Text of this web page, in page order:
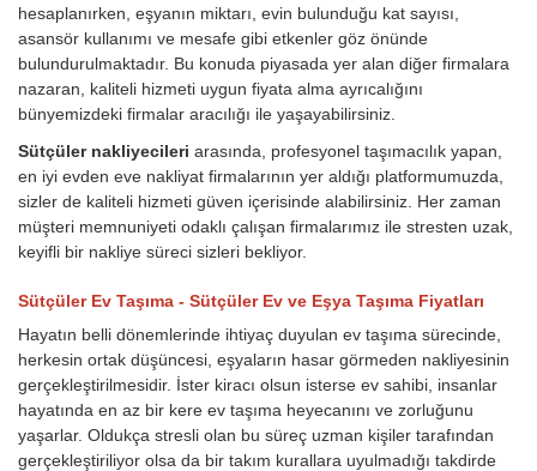
hesaplanırken, eşyanın miktarı, evin bulunduğu kat sayısı,
asansör kullanımı ve mesafe gibi etkenler göz önünde
bulundurulmaktadır. Bu konuda piyasada yer alan diğer firmalara
nazaran, kaliteli hizmeti uygun fiyata alma ayrıcalığını
bünyemizdeki firmalar aracılığı ile yaşayabilirsiniz.
Sütçüler nakliyecileri arasında, profesyonel taşımacılık yapan,
en iyi evden eve nakliyat firmalarının yer aldığı platformumuzda,
sizler de kaliteli hizmeti güven içerisinde alabilirsiniz. Her zaman
müşteri memnuniyeti odaklı çalışan firmalarımız ile stresten uzak,
keyifli bir nakliye süreci sizleri bekliyor.
Sütçüler Ev Taşıma - Sütçüler Ev ve Eşya Taşıma Fiyatları
Hayatın belli dönemlerinde ihtiyaç duyulan ev taşıma sürecinde,
herkesin ortak düşüncesi, eşyaların hasar görmeden nakliyesinin
gerçekleştirilmesidir. İster kiracı olsun isterse ev sahibi, insanlar
hayatında en az bir kere ev taşıma heyecanını ve zorluğunu
yaşarlar. Oldukça stresli olan bu süreç uzman kişiler tarafından
gerçekleştiriliyor olsa da bir takım kurallara uyulmadığı takdirde